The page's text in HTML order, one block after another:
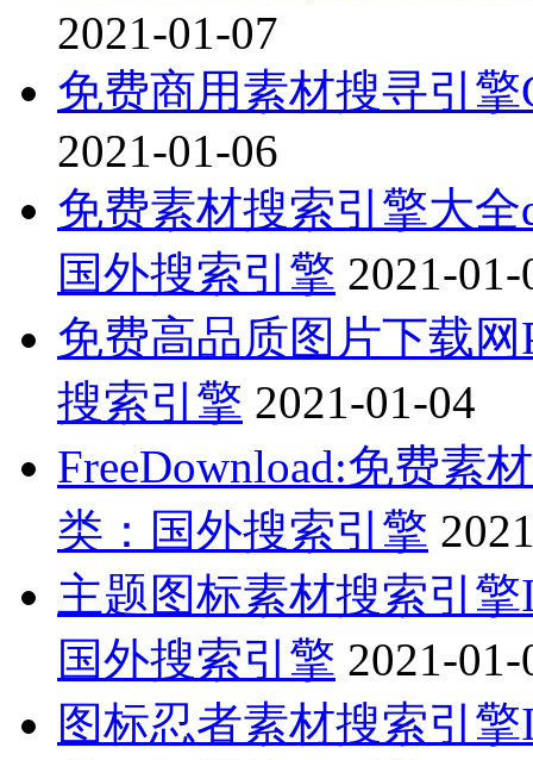
2021-01-07
免费商用素材搜寻引擎
2021-01-06
免费素材搜索引擎大全
国外搜索引擎 2021-01-
免费高品质图片下载网
搜索引擎 2021-01-04
FreeDownload:免费素
类：国外搜索引擎
主题图标素材搜索引擎
国外搜索引擎 2021-01-
图标忍者素材搜索引